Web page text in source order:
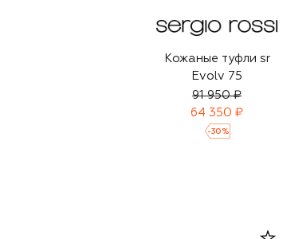
Кожаные туфли sr
Evolv 75
91 950 ₽
64 350 ₽
-30 %